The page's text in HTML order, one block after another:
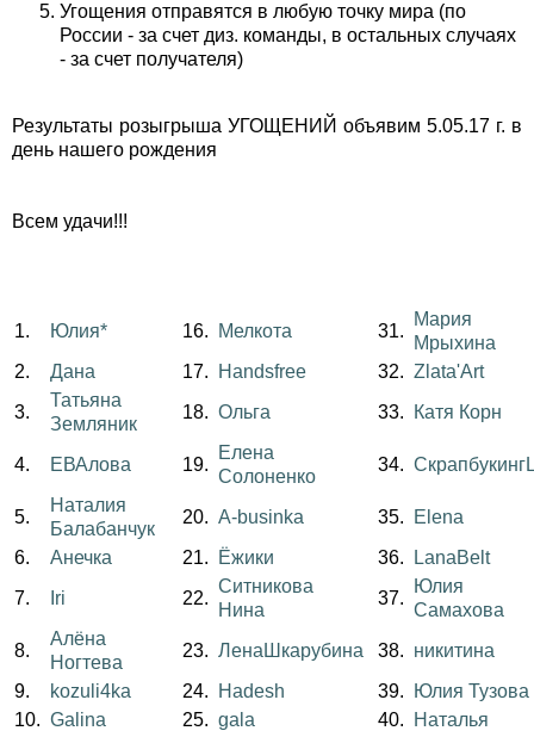
Угощения отправятся в любую точку мира (по
России - за счет диз. команды, в остальных случаях
- за счет получателя)
Результаты розыгрыша УГОЩЕНИЙ объявим 5.05.17 г. в
день нашего рождения
Всем удачи!!!
1. Юлия* 16. Мелкота 31.
Мария
Мрыхина
2.
Дана 17. Handsfree 32. Zlata'Art
3.
Татьяна
Земляник
18. Ольга 33. Катя Корн
4. ЕВАлова 19.
Елена
Солоненко
34.
5.
Наталия
Балабанчук
20. A-businka 35.
Elena
6.
Анечка 21. Ёжики 36.
LanaBelt
7.
Iri 22.
Ситникова
Нина
37.
Юлия
Самахова
8.
Алёна
Ногтева
23. ЛенаШкарубина 38. никитина
9.
kozuli4ka 24. Hadesh 39.
Юлия Тузова
10. Galina 25. gala 40.
Наталья